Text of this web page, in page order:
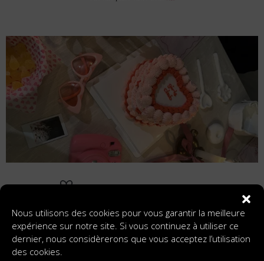
Nous utilisons des cookies pour vous garantir la meilleure
expérience sur notre site. Si vous continuez à utiliser ce
dernier, nous considèrerons que vous acceptez l’utilisation
des cookies.
CADEAU IDÉAL
Pour offrir ou à s'offrir.
EXPÉDIÉE AVEC SOIN
Dans un emballage sur